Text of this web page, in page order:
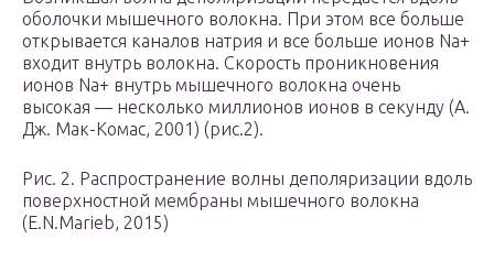
оболочки мышечного волокна. При этом все больше
открывается каналов натрия и все больше ионов Na+
входит внутрь волокна. Скорость проникновения
ионов Na+ внутрь мышечного волокна очень
высокая — несколько миллионов ионов в секунду (А.
Дж. Мак-Комас, 2001) (рис.2).
Рис. 2. Распространение волны деполяризации вдоль
поверхностной мембраны мышечного волокна
(E.N.Marieb, 2015)